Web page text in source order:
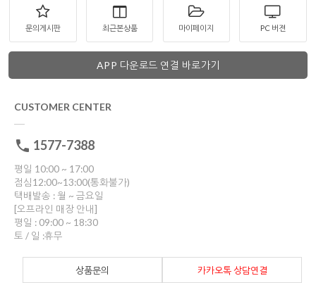
문의게시판 최근본상품 마이페이지 PC 버젼
APP 다운로드 연결 바로가기
CUSTOMER CENTER
1577-7388
평일 10:00 ~ 17:00
점심12:00~13:00(통화불가)
택배발송 : 월 ~ 금요일
[오프라인 매장 안내]
평일 : 09:00 ~ 18:30
토 / 일 :휴무
카카오톡 상담연결
상품문의